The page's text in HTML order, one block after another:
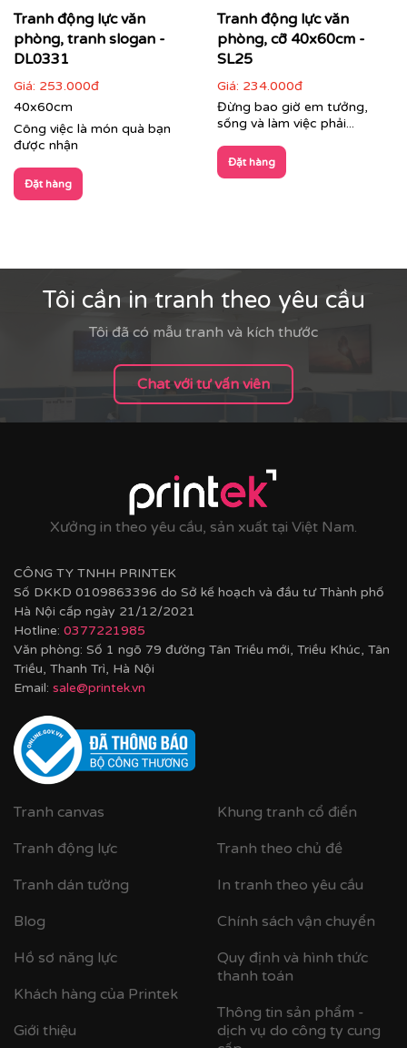
Tranh động lực văn
phòng, tranh slogan -
DL0331
Giá: 253.000đ
40x60cm
Công việc là món quà bạn
được nhận
Đặt hàng
Tranh động lực văn
phòng, cỡ 40x60cm -
SL25
Giá: 234.000đ
Đừng bao giờ em tưởng,
sống và làm việc phải...
Đặt hàng
Tôi cần in tranh theo yêu cầu
Tôi đã có mẫu tranh và kích thước
Chat với tư vấn viên
Xưởng in theo yêu cầu, sản xuất tại Việt Nam.
CÔNG TY TNHH PRINTEK
Số DKKD 0109863396 do Sở kế hoạch và đầu tư Thành phố
Hà Nội cấp ngày 21/12/2021
Hotline: 0377221985
Văn phòng: Số 1 ngõ 79 đường Tân Triều mới, Triều Khúc, Tân
Triều, Thanh Trì, Hà Nội
Email: sale@printek.vn
Tranh canvas
Tranh động lực
Tranh dán tường
Blog
Hồ sơ năng lực
Khách hàng của Printek
Giới thiệu
Khung tranh cổ điển
Tranh theo chủ đề
In tranh theo yêu cầu
Chính sách vận chuyển
Quy định và hình thức
thanh toán
Thông tin sản phẩm -
dịch vụ do công ty cung